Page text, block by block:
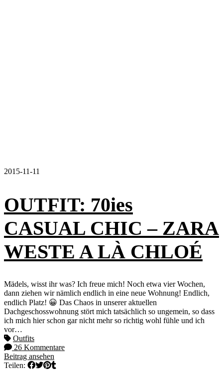
2015-11-11
OUTFIT: 70ies
CASUAL CHIC – ZARA
WESTE A LÀ CHLOÉ
Mädels, wisst ihr was? Ich freue mich! Noch etwa vier Wochen,
dann ziehen wir nämlich endlich in eine neue Wohnung! Endlich,
endlich Platz! 😀 Das Chaos in unserer aktuellen
Dachgeschosswohnung stört mich tatsächlich so ungemein, so dass
ich mich hier schon gar nicht mehr so richtig wohl fühle und ich
vor…
Outfits
26 Kommentare
Beitrag ansehen
Teilen: